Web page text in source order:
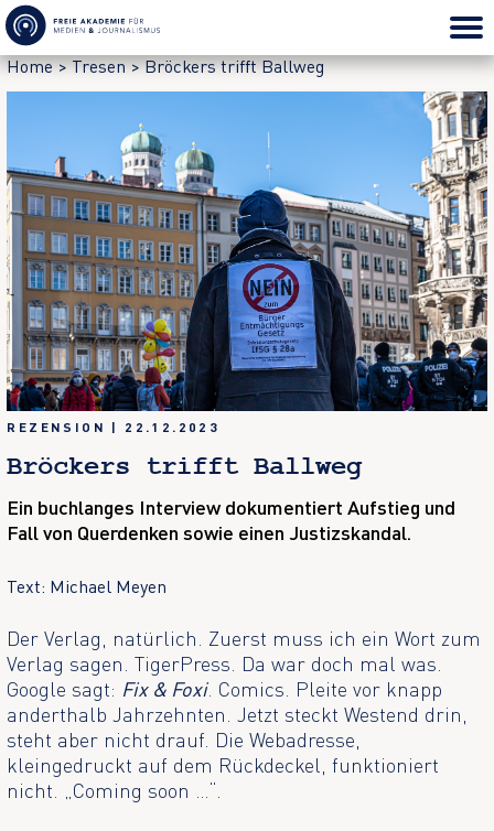
Home>Tresen>Bröckers trifft Ballweg
REZENSION | 22.12.2023
Bröckers trifft Ballweg
Ein buchlanges Interview dokumentiert Aufstieg und
Fall von Querdenken sowie einen Justizskandal.
Text: Michael Meyen
Der Verlag, natürlich. Zuerst muss ich ein Wort zum
Verlag sagen. TigerPress. Da war doch mal was.
Google sagt: Fix & Foxi. Comics. Pleite vor knapp
anderthalb Jahrzehnten. Jetzt steckt Westend drin,
steht aber nicht drauf. Die Webadresse,
kleingedruckt auf dem Rückdeckel, funktioniert
nicht. „Coming soon …“.